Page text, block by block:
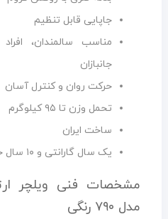
جاپایی قابل تنظیم
مناسب سالمندان،
جانبازان
حرکت روان و کنترل آسان
تحمل وزن تا ۹۵ کیلوگرم
ساخت ایران
یک سال گارانتی و ۱۰ سال خدمات پس از فروش
مشخصات فنی ویلچر
مدل ۷۹۰ رنگی